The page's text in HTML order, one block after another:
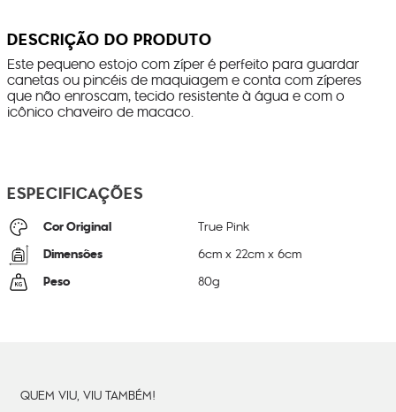
DESCRIÇÃO DO PRODUTO
Este pequeno estojo com zíper é perfeito para guardar
canetas ou pincéis de maquiagem e conta com zíperes
que não enroscam, tecido resistente à água e com o
icônico chaveiro de macaco.
ESPECIFICAÇÕES
Cor Original True Pink
Dimensões 6cm x22cm x6cm
Peso 80g
QUEM VIU, VIU TAMBÉM!